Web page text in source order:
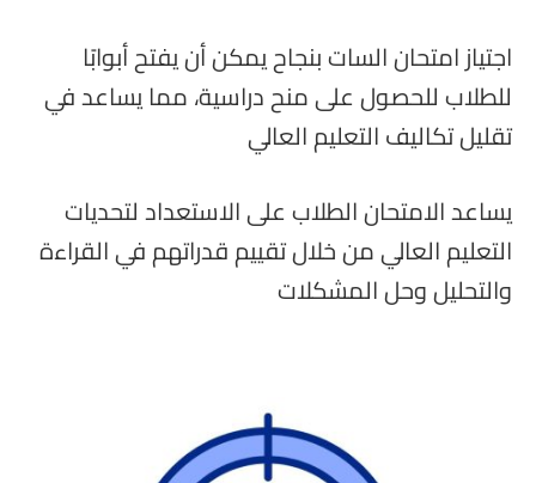
اجتياز امتحان السات بنجاح يمكن أن يفتح أبوابًا
للطلاب للحصول على منح دراسية، مما يساعد في
تقليل تكاليف التعليم العالي
يساعد الامتحان الطلاب على الاستعداد لتحديات
التعليم العالي من خلال تقييم قدراتهم في القراءة
والتحليل وحل المشكلات